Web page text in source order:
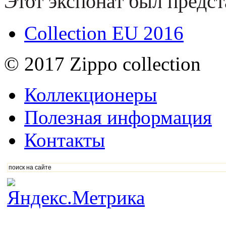
Collection EU 2016
© 2017 Zippo collection
Коллекционеры
Полезная информация
Контакты